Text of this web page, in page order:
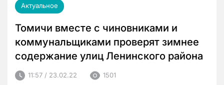
Актуальное
Томичи вместе с чиновниками и
коммунальщиками проверят зимнее
содержание улиц Ленинского района
11:57 / 23.02.22 1501